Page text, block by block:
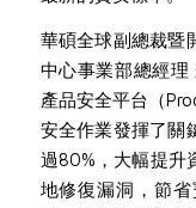
華碩全球副總裁暨
中心事業部總經理
產品安全平台（
安全作業發揮了關
過80%，大幅提升
地修復漏洞，節